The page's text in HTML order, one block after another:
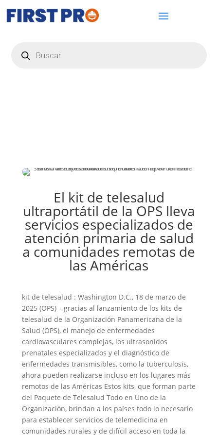
productos
El kit de telesalud
ultraportátil de la OPS lleva
servicios especializados de
atención primaria de salud
a comunidades remotas de
las Américas
kit de telesalud : Washington D.C., 18 de marzo de
2025 (OPS) – gracias al lanzamiento de los kits de
telesalud de la Organización Panamericana de la
Salud (OPS), el manejo de enfermedades
cardiovasculares complejas, los ultrasonidos
prenatales especializados y el diagnóstico de
enfermedades transmisibles, como la tuberculosis,
ahora pueden realizarse incluso en los lugares más
remotos de las Américas Estos kits, que forman parte
del Paquete de Telesalud Todo en Uno de la
Organización, brindan a los países todo lo necesario
para establecer servicios de telemedicina en
comunidades rurales y de difícil acceso en toda la